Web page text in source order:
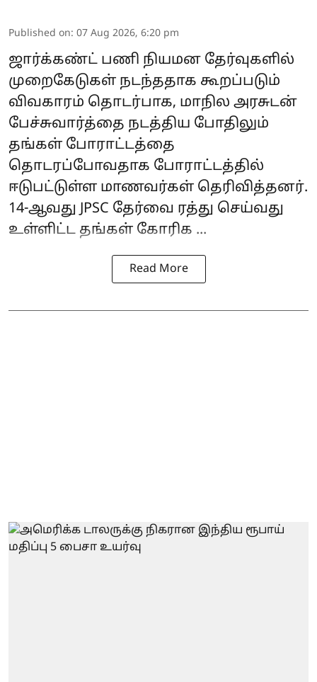
Published on: 07 Aug 2026, 6:20 pm
ஜார்க்கண்ட் பணி நியமன தேர்வுகளில்
முறைகேடுகள் நடந்ததாக கூறப்படும்
விவகாரம் தொடர்பாக, மாநில அரசுடன்
பேச்சுவார்த்தை நடத்திய போதிலும்
தங்கள் போராட்டத்தை
தொடரப்போவதாக போராட்டத்தில்
ஈடுபட்டுள்ள மாணவர்கள் தெரிவித்தனர்.
14-ஆவது JPSC தேர்வை ரத்து செய்வது
உள்ளிட்ட தங்கள் கோரிக ...
Read More